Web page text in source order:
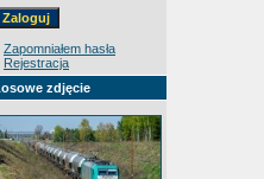
Zapomniałem hasła
Rejestracja
zdjęcie